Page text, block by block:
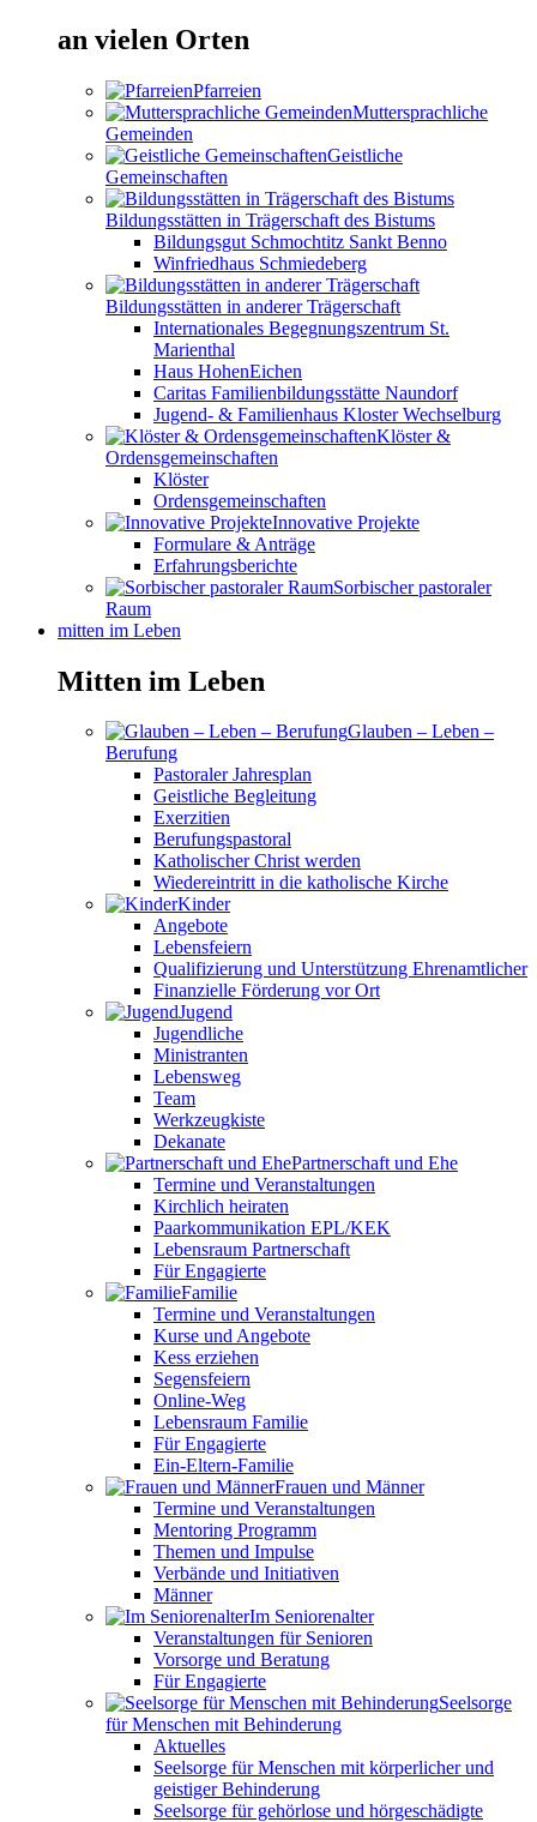
an vielen Orten
Pfarreien
Muttersprachliche
Gemeinden
Geistliche
Gemeinschaften
Bildungsstätten in Trägerschaft des Bistums
Bildungsgut Schmochtitz Sankt Benno
Winfriedhaus Schmiedeberg
Bildungsstätten in anderer Trägerschaft
Internationales Begegnungszentrum St.
Marienthal
Haus HohenEichen
Caritas Familienbildungsstätte Naundorf
Jugend- & Familienhaus Kloster Wechselburg
Klöster &
Ordensgemeinschaften
Klöster
Ordensgemeinschaften
Innovative Projekte
Formulare & Anträge
Erfahrungsberichte
Sorbischer pastoraler
Raum
mitten im Leben
Mitten im Leben
Glauben – Leben –
Berufung
Pastoraler Jahresplan
Geistliche Begleitung
Exerzitien
Berufungspastoral
Katholischer Christ werden
Wiedereintritt in die katholische Kirche
Kinder
Angebote
Lebensfeiern
Qualifizierung und Unterstützung Ehrenamtlicher
Finanzielle Förderung vor Ort
Jugend
Jugendliche
Ministranten
Lebensweg
Team
Werkzeugkiste
Dekanate
Partnerschaft und Ehe
Termine und Veranstaltungen
Kirchlich heiraten
Paarkommunikation EPL/KEK
Lebensraum Partnerschaft
Für Engagierte
Familie
Termine und Veranstaltungen
Kurse und Angebote
Kess erziehen
Segensfeiern
Online-Weg
Lebensraum Familie
Für Engagierte
Ein-Eltern-Familie
Frauen und Männer
Termine und Veranstaltungen
Mentoring Programm
Themen und Impulse
Verbände und Initiativen
Männer
Im Seniorenalter
Veranstaltungen für Senioren
Vorsorge und Beratung
Für Engagierte
Seelsorge
für Menschen mit Behinderung
Aktuelles
Seelsorge für Menschen mit körperlicher und
geistiger Behinderung
Seelsorge für gehörlose und hörgeschädigte